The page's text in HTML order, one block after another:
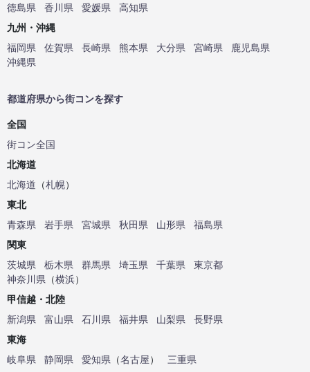
徳島県
香川県 愛媛県
高知県
九州・沖縄
福岡県
佐賀県 長崎県 熊本県 大分県 宮崎県
鹿児島県
沖縄県
都道府県から街コンを探す
全国
街コン全国
北海道
北海道 （札幌）
東北
青森県
岩手県 宮城県 秋田県 山形県
福島県
関東
茨城県
栃木県 群馬県 埼玉県 千葉県
東京都
神奈川県 （横浜）
甲信越・北陸
新潟県
富山県 石川県 福井県 山梨県
長野県
東海
岐阜県
静岡県 愛知県 （名古屋）
三重県